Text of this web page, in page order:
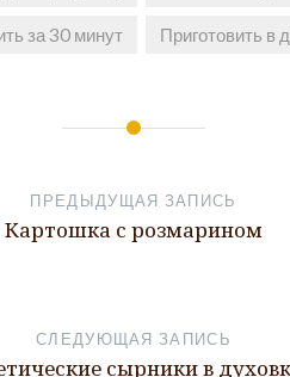
за 30 минут Приготовить в
ПРЕДЫДУЩАЯ ЗАПИСЬ
Картошка с розмарином
СЛЕДУЮЩАЯ ЗАПИСЬ
сырники в